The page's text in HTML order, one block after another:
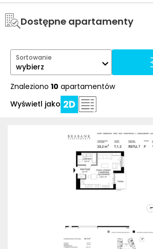
Dostępne apartamenty
Sortowanie
wybierz
Znaleziono 10 apartamentów
Wyświetl jako